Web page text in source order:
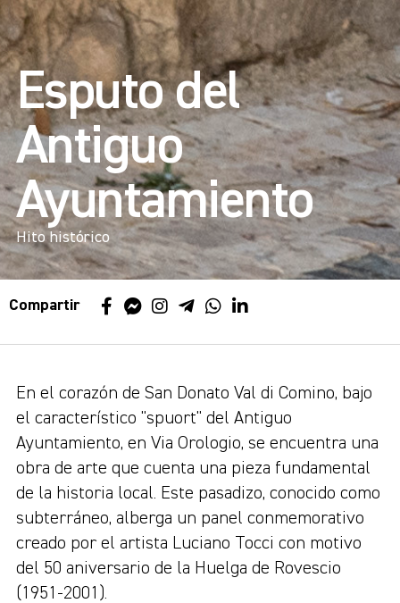
Esputo del
Antiguo
Ayuntamiento
Hito histórico
Compartir
En el corazón de San Donato Val di Comino, bajo
el característico "spuort" del Antiguo
Ayuntamiento, en Via Orologio, se encuentra una
obra de arte que cuenta una pieza fundamental
de la historia local. Este pasadizo, conocido como
subterráneo, alberga un panel conmemorativo
creado por el artista Luciano Tocci con motivo
del 50 aniversario de la Huelga de Rovescio
(1951-2001).